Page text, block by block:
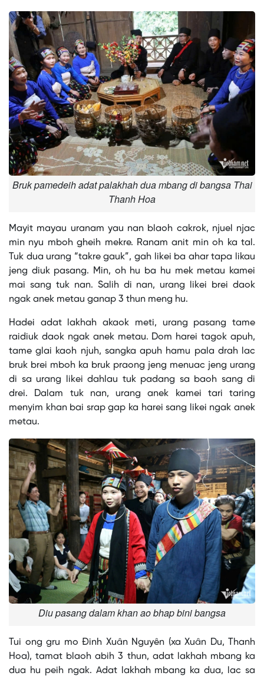
Bruk pamedeih adat palakhah dua mbang di bangsa Thai
Thanh Hoa
Mayit mayau uranam yau nan blaoh cakrok, njuel njac
min nyu mboh gheih mekre. Ranam anit min oh ka tal.
Tuk dua urang “takre gauk”, gah likei ba ahar tapa likau
jeng diuk pasang. Min, oh hu ba hu mek metau kamei
mai sang tuk nan. Salih di nan, urang likei brei daok
ngak anek metau ganap 3 thun meng hu.
Hadei adat lakhah akaok meti, urang pasang tame
raidiuk daok ngak anek metau. Dom harei tagok apuh,
tame glai kaoh njuh, sangka apuh hamu pala drah lac
bruk brei mboh ka bruk praong jeng menuac jeng urang
di sa urang likei dahlau tuk padang sa baoh sang di
drei. Dalam tuk nan, urang anek kamei tari taring
menyim khan bai srap gap ka harei sang likei ngak anek
metau.
Diu pasang dalam khan ao bhap bini bangsa
Tui ong gru mo Đinh Xuân Nguyên (xa Xuân Du, Thanh
Hoa), tamat blaoh abih 3 thun, adat lakhah mbang ka
dua hu peih ngak. Adat lakhah mbang ka dua, lac sa